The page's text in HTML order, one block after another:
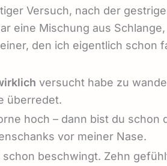
Versuch, nach der
eine Mischung aus
den ich eigentlich schon
versucht habe zu
überredet.
hoch – dann bist du
vor meiner Nase.
beschwingt. Zehn